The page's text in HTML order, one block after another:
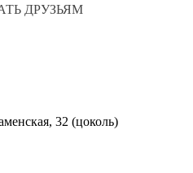
ДРУЗЬЯМ
32 (цоколь)